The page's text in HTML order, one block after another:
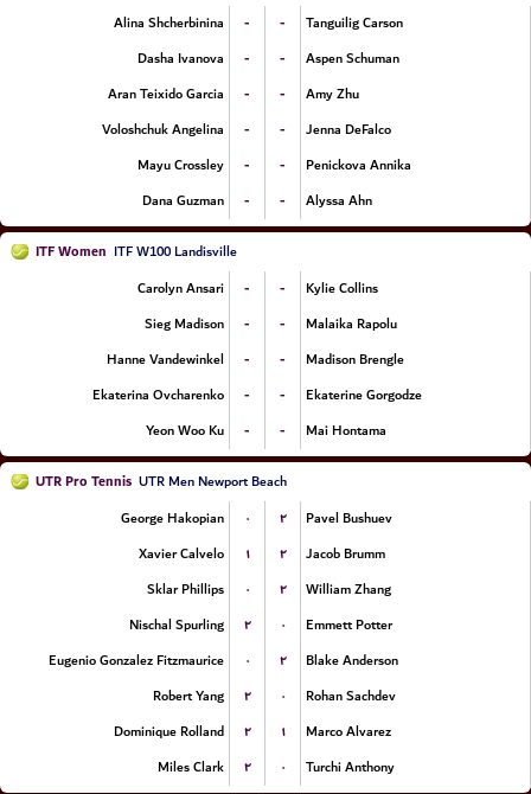
Alina Shcherbinina
- -
Tanguilig Carson
Dasha Ivanova
- -
Aspen Schuman
Aran Teixido Garcia
- -
Amy Zhu
Voloshchuk Angelina
- -
Jenna DeFalco
Mayu Crossley
- -
Penickova Annika
Dana Guzman
- - Alyssa Ahn
ITF Women ITF W100 Landisville
Carolyn Ansari
- -
Kylie Collins
Sieg Madison
- -
Malaika Rapolu
Hanne Vandewinkel
- -
Madison Brengle
Ekaterina Ovcharenko
- -
Ekaterine Gorgodze
Yeon Woo Ku
- - Mai Hontama
UTR Pro Tennis UTR Men Newport Beach
George Hakopian
۰ ۲
Pavel Bushuev
Xavier Calvelo
۱ ۲
Jacob Brumm
Sklar Phillips
۰ ۲
William Zhang
Nischal Spurling
۲ ۰
Emmett Potter
Eugenio Gonzalez Fitzmaurice
۰ ۲
Blake Anderson
Robert Yang
۲ ۰
Rohan Sachdev
Dominique Rolland
۲ ۱
Marco Alvarez
Miles Clark
۲ ۰ Turchi Anthony